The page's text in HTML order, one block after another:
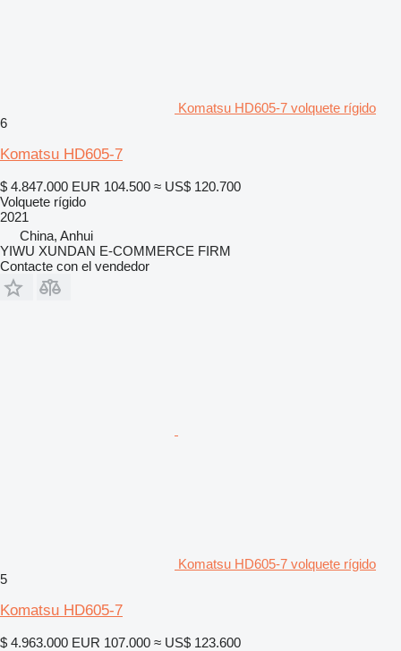
Komatsu HD605-7 volquete rígido
6
Komatsu HD605-7
$ 4.847.000 EUR 104.500 ≈ US$ 120.700
Volquete rígido
2021
China, Anhui
YIWU XUNDAN E-COMMERCE FIRM
Contacte con el vendedor
Komatsu HD605-7 volquete rígido
5
Komatsu HD605-7
$ 4.963.000 EUR 107.000 ≈ US$ 123.600